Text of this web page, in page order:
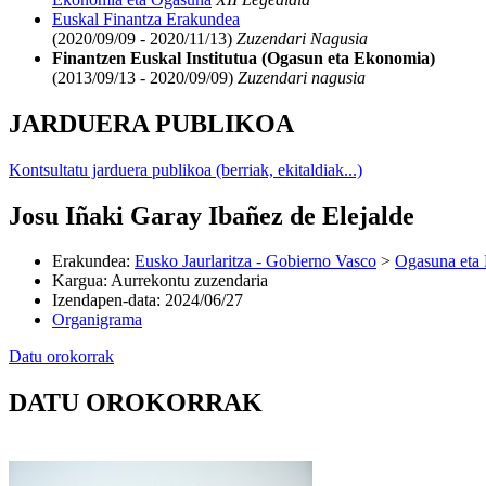
Euskal Finantza Erakundea
(2020/09/09 - 2020/11/13) Zuzendari Nagusia
Finantzen Euskal Institutua (Ogasun eta Ekonomia)
(2013/09/13 - 2020/09/09) Zuzendari nagusia
JARDUERA PUBLIKOA
Kontsultatu jarduera publikoa (berriak, ekitaldiak...)
Josu Iñaki Garay Ibañez de Elejalde
Erakundea: Eusko Jaurlaritza - Gobierno Vasco > Ogasuna eta
Kargua: Aurrekontu zuzendaria
Izendapen-data: 2024/06/27
Organigrama
Datu orokorrak
DATU OROKORRAK